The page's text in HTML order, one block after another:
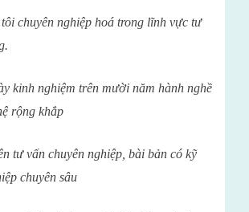
â
nghiệp hoá trong lĩnh vực tư
nghiệm trên mười năm hành nghề
rộng khắp
vấn chuyên nghiệp, bài bản có kỹ
chuyên sâu